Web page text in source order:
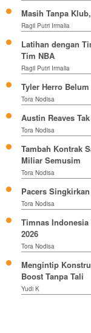
Masih Tanpa
Ragil Putri Irmalia
Latihan dengan
Tim NBA
Ragil Putri Irmalia
Tyler Herro
Tora Nodisa
Austin Reaves
Tora Nodisa
Tambah Kontrak
Miliar Semusim
Tora Nodisa
Pacers
Tora Nodisa
Timnas
2026
Tora Nodisa
Mengintip
Boost Tanpa Tali
Yudi K